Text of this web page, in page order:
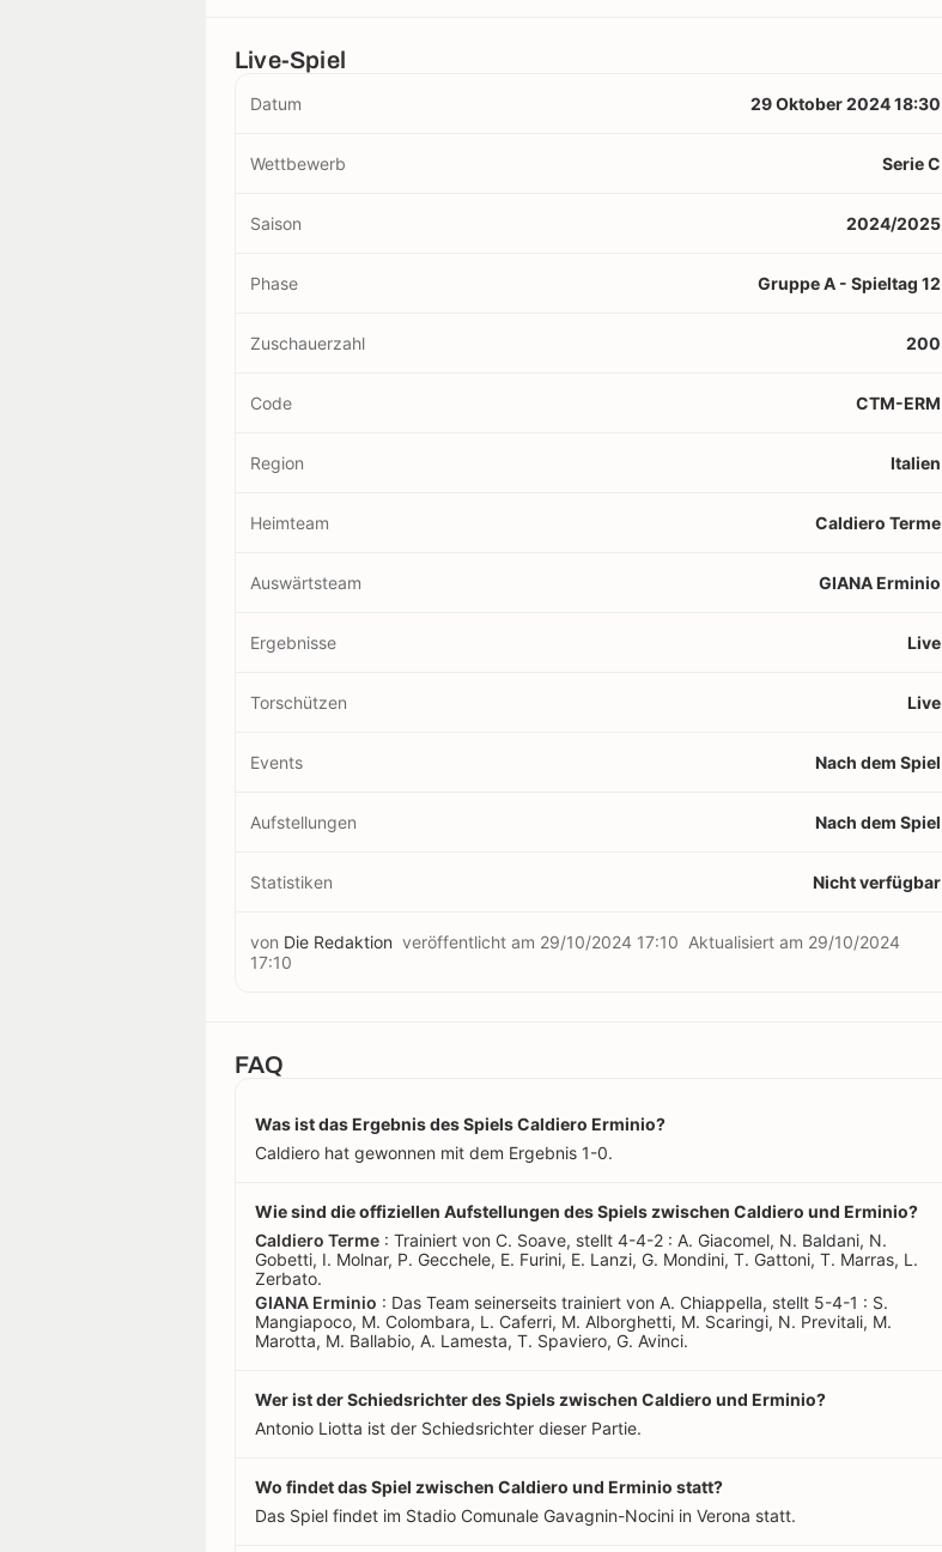
Live-Spiel
Datum 29 Oktober 2024 18:30
Wettbewerb Serie C
Saison 2024/2025
Phase Gruppe A - Spieltag 12
Zuschauerzahl 200
Code CTM-ERM
Region Italien
Heimteam Caldiero Terme
Auswärtsteam GIANA Erminio
Ergebnisse Live
Torschützen Live
Events Nach dem Spiel
Aufstellungen Nach dem Spiel
Statistiken Nicht verfügbar
von Die Redaktion veröffentlicht am 29/10/2024 17:10 Aktualisiert am 29/10/2024
17:10
FAQ
Was ist das Ergebnis des Spiels Caldiero Erminio?
Caldiero hat gewonnen mit dem Ergebnis 1-0.
Wie sind die offiziellen Aufstellungen des Spiels zwischen Caldiero und Erminio?
Caldiero Terme : Trainiert von C. Soave, stellt 4-4-2 : A. Giacomel, N. Baldani, N.
Gobetti, I. Molnar, P. Gecchele, E. Furini, E. Lanzi, G. Mondini, T. Gattoni, T. Marras, L.
Zerbato.
GIANA Erminio : Das Team seinerseits trainiert von A. Chiappella, stellt 5-4-1 : S.
Mangiapoco, M. Colombara, L. Caferri, M. Alborghetti, M. Scaringi, N. Previtali, M.
Marotta, M. Ballabio, A. Lamesta, T. Spaviero, G. Avinci.
Wer ist der Schiedsrichter des Spiels zwischen Caldiero und Erminio?
Antonio Liotta ist der Schiedsrichter dieser Partie.
Wo findet das Spiel zwischen Caldiero und Erminio statt?
Das Spiel findet im Stadio Comunale Gavagnin-Nocini in Verona statt.